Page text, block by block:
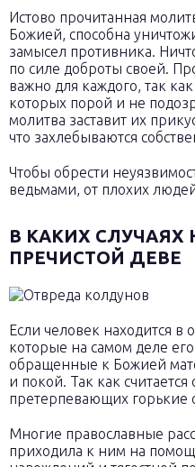
Истово прочитанная
Божией, способна
замысел противника.
по силе доброты своей.
важно для каждого, так
которых порой и не
молитва заставит их
что захлебываются
Чтобы обрести
ведьмами, от плохих
В КАКИХ
ПРЕЧИСТОЙ ДЕВЕ
Если человек находится в
которые на самом деле
обращенные к Божией
и покой. Так как
претерпевающих горькие
Многие православные
приходила к ним на